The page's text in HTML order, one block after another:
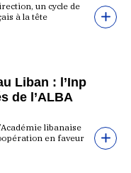
un cycle de
à la tête
Liban : l’Inp
de l’ALBA
libanaise
en faveur